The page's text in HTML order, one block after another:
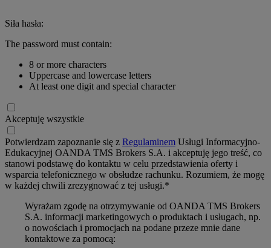
Siła hasła:
The password must contain:
8 or more characters
Uppercase and lowercase letters
At least one digit and special character
Akceptuję wszystkie
Potwierdzam zapoznanie się z Regulaminem Usługi Informacyjno-
Edukacyjnej OANDA TMS Brokers S.A. i akceptuję jego treść, co
stanowi podstawę do kontaktu w celu przedstawienia oferty i
wsparcia telefonicznego w obsłudze rachunku. Rozumiem, że mogę
w każdej chwili zrezygnować z tej usługi.*
Wyrażam zgodę na otrzymywanie od OANDA TMS Brokers
S.A. informacji marketingowych o produktach i usługach, np.
o nowościach i promocjach na podane przeze mnie dane
kontaktowe za pomocą: